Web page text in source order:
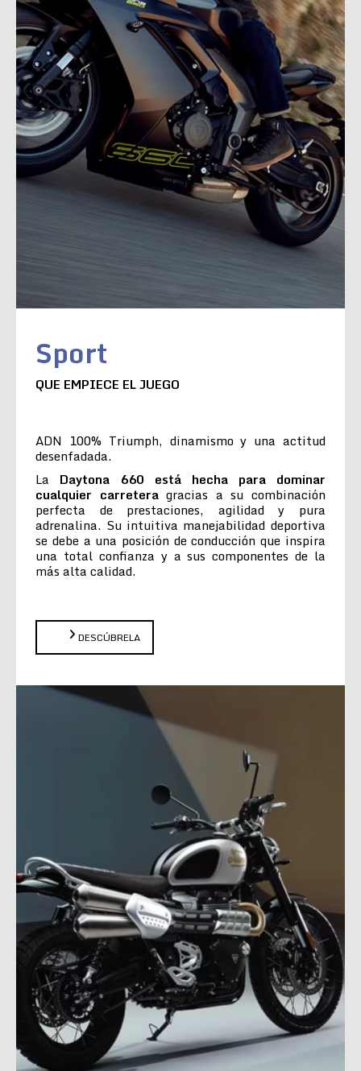
Sport
QUE EMPIECE EL JUEGO
ADN 100% Triumph, dinamismo y una actitud
desenfadada.
La Daytona 660 está hecha para dominar
cualquier carreteragracias a su combinación
perfecta de prestaciones, agilidad y pura
adrenalina. Su intuitiva manejabilidad deportiva
se debe a una posición de conducción que inspira
una total confianza y a sus componentes de la
más alta calidad.
DESCÚBRELA